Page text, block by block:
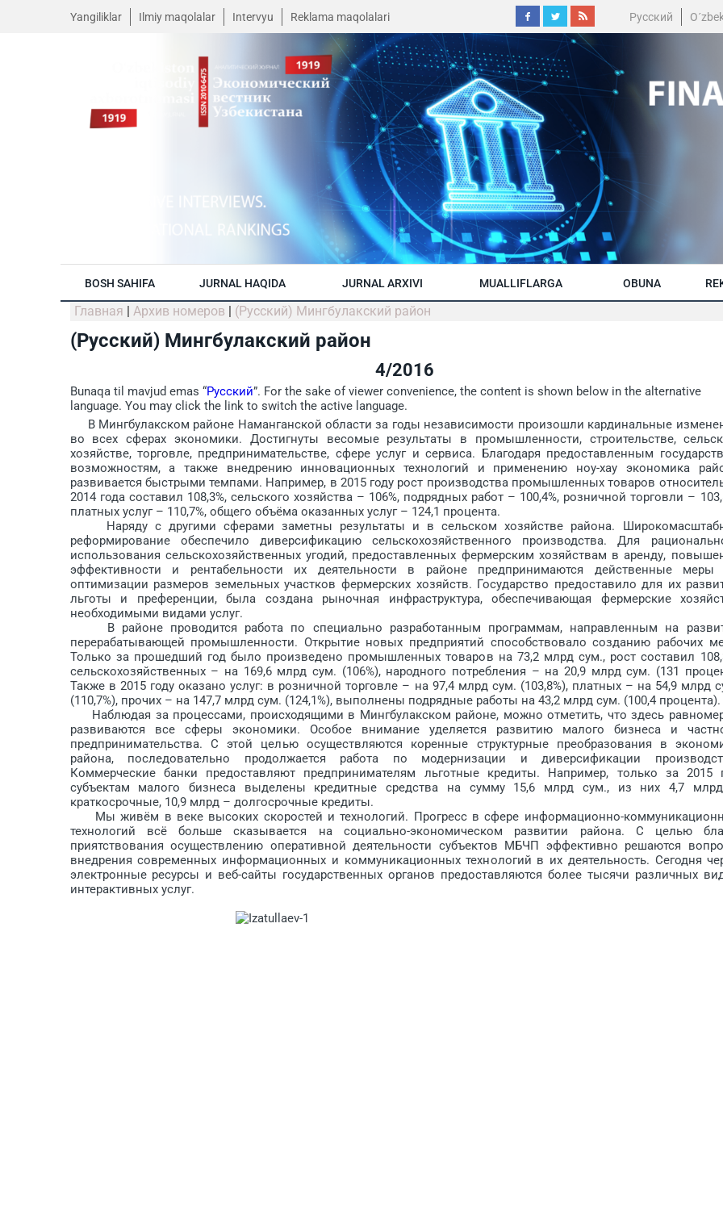
Yangiliklar Ilmiy maqolalar Intervyu Reklama maqolalari Русский
BOSH SAHIFA JURNAL HAQIDA JURNAL ARXIVI MUALLIFLARGA OBUNA
Главная | Архив номеров | (Русский) Мингбулакский район
(Русский) Мингбулакский район
4/2016
Bunaqa til mavjud emas “Русский”. For the sake of viewer convenience, the content is shown below in the alternative
language. You may click the link to switch the active language.
В Мингбулакском районе Наманганской области за годы независимости произошли кардинальные
во всех сферах экономики. Достигнуты весомые результаты в промышленности, строительстве,
хозяйстве, торговле, предпринимательстве, сфере услуг и сервиса. Благодаря предоставленным
возможностям, а также внедрению инновационных технологий и применению ноу-хау экономика
развивается быстрыми темпами. Например, в 2015 году рост производства промышленных товаров
2014 года составил 108,3%, сельского хозяйства – 106%, подрядных работ – 100,4%, розничной торговли –
платных услуг – 110,7%, общего объёма оказанных услуг – 124,1 процента.
Наряду с другими сферами заметны результаты и в сельском хозяйстве района.
реформирование обеспечило диверсификацию сельскохозяйственного производства. Для
использования сельскохозяйственных угодий, предоставленных фермерским хозяйствам в аренду,
эффективности и рентабельности их деятельности в районе предпринимаются действенные меры
оптимизации размеров земельных участков фермерских хозяйств. Государство предоставило для их
льготы и преференции, была создана рыночная инфраструктура, обеспечивающая фермерские
необходимыми видами услуг.
В районе проводится работа по специально разработанным программам, направленным на
перерабатывающей промышленности. Открытие новых предприятий способствовало созданию рабочих
Только за прошедший год было произведено промышленных товаров на 73,2 млрд сум., рост составил
сельскохозяйственных – на 169,6 млрд сум. (106%), народного потребления – на 20,9 млрд сум. (131
Также в 2015 году оказано услуг: в розничной торговле – на 97,4 млрд сум. (103,8%), платных – на 54,9 млрд
(110,7%), прочих – на 147,7 млрд сум. (124,1%), выполнены подрядные работы на 43,2 млрд сум. (100,4 процента).
Наблюдая за процессами, происходящими в Мингбулакском районе, можно отметить, что здесь
развиваются все сферы экономики. Особое внимание уделяется развитию малого бизнеса и
предпринимательства. С этой целью осуществляются коренные структурные преобразования в
района, последовательно продолжается работа по модернизации и диверсификации
Коммерческие банки предоставляют предпринимателям льготные кредиты. Например, только за 2015
субъектам малого бизнеса выделены кредитные средства на сумму 15,6 млрд сум., из них 4,7
краткосрочные, 10,9 млрд – долгосрочные кредиты.
Мы живём в веке высоких скоростей и технологий. Прогресс в сфере информационно-
технологий всё больше сказывается на социально-экономичес­ком развитии района. С целью
приятствования осуществлению опе­ративной деятельности субъектов МБЧП эффективно решаются
внедрения современных информационных и коммуникационных технологий в их деятельность. Сегодня
электронные ресурсы и веб-сайты государственных органов предоставляются более тысячи различных
интерактивных услуг.